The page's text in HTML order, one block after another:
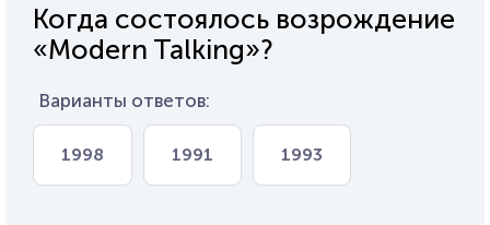
Когда состоялось возрождение
«Modern Talking»?
Варианты ответов:
1998 1991 1993